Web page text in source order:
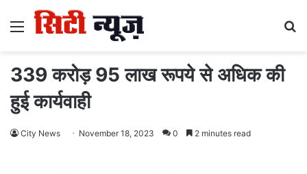
Menu
339 करोड़ 95 लाख रूपये से अधिक की
हुई कार्यवाही
City News November 18, 2023 0 2 minutes read